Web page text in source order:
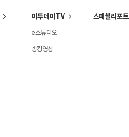
이투데이TV
e스튜디오
랭킹영상
스페셜리포트